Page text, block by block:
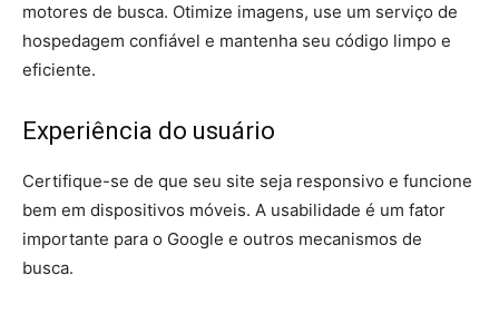
motores de busca. Otimize imagens, use um serviço de
hospedagem confiável e mantenha seu código limpo e
eficiente.
Experiência do usuário
Certifique-se de que seu site seja responsivo e funcione
bem em dispositivos móveis. A usabilidade é um fator
importante para o Google e outros mecanismos de
busca.